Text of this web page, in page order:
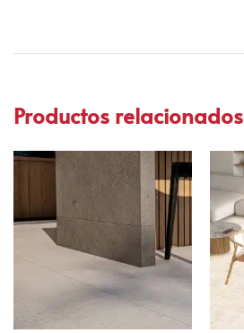
Productos relacionados